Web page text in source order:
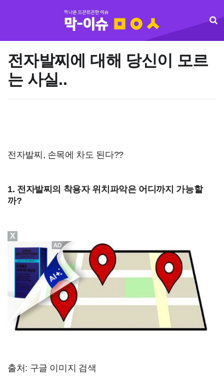
전자발찌에 대해 당신이 모르
는 사실..
전자발찌, 손목에 차도 된다??
1. 전자발찌의 착용자 위치파악은 어디까지 가능할
까?
출처: 구글 이미지 검색
X